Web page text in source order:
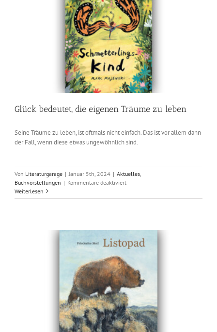
Glück bedeutet, die eigenen Träume zu leben
Seine Träume zu leben, ist oftmals nicht einfach. Das ist vor allem dann
der Fall, wenn diese etwas ungewöhnlich sind.
Von Literaturgarage | Januar 5th, 2024 | Aktuelles
Buchvorstellungen | Kommentare deaktiviertfür
bedeutet,
leben
Weiterlesen